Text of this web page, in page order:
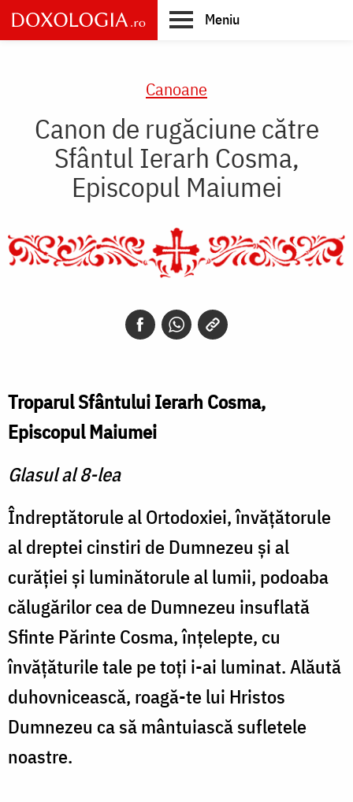
Skip
to
main
Meniu
Canoane
Canon de rugăciune către
Sfântul Ierarh Cosma,
Episcopul Maiumei
Troparul Sfântului Ierarh Cosma,
Episcopul Maiumei
Glasul al 8-lea
Îndreptătorule al Ortodoxiei, învăţătorule
al dreptei cinstiri de Dumnezeu şi al
curăţiei şi luminătorule al lumii, podoaba
călugărilor cea de Dumnezeu insuflată
Sfinte Părinte Cosma, înţelepte, cu
învăţăturile tale pe toţi i-ai luminat. Alăută
duhovnicească, roagă-te lui Hristos
Dumnezeu ca să mântuiască sufletele
noastre.